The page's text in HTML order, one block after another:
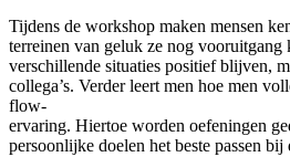
Tijdens de workshop maken mensen
terreinen van geluk ze nog
verschillende situaties positief blijven,
collega’s. Verder leert men hoe men
flow-
ervaring. Hiertoe worden oefeningen
persoonlijke doelen het beste passen bij